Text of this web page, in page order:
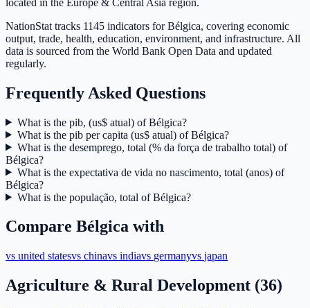
NationStat tracks 1145 indicators for Bélgica, covering economic
output, trade, health, education, environment, and infrastructure. All
data is sourced from the World Bank Open Data and updated
regularly.
Frequently Asked Questions
What is the pib, (us$ atual) of Bélgica?
What is the pib per capita (us$ atual) of Bélgica?
What is the desemprego, total (% da força de trabalho total) of
Bélgica?
What is the expectativa de vida no nascimento, total (anos) of
Bélgica?
What is the população, total of Bélgica?
Compare Bélgica with
vs united statesvs chinavs indiavs germanyvs japan
Agriculture & Rural Development (36)